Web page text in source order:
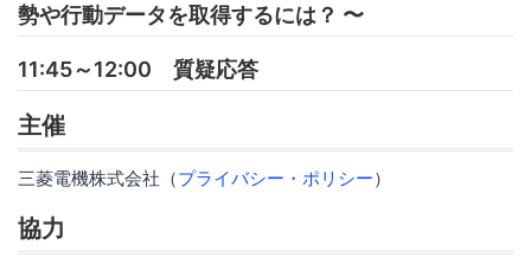
勢や行動データを取得するには？ 〜
11:45～12:00 質疑応答
主催
三菱電機株式会社（プライバシー・ポリシー）
協力